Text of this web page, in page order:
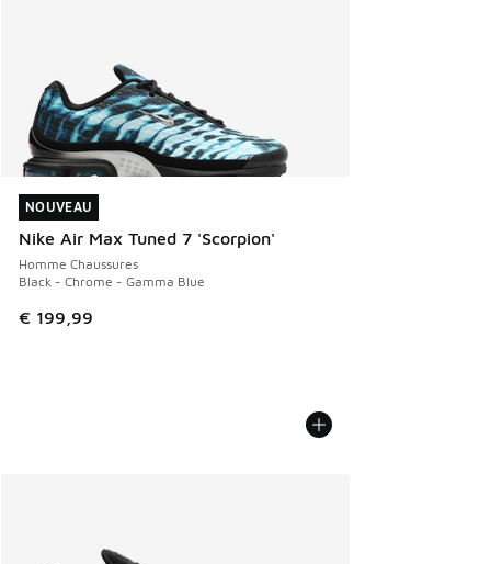
NOUVEAU
Nike Air Max Tuned 7 'Scorpion'
Homme Chaussures
Black - Chrome - Gamma Blue
€ 199,99
NOUVEAU